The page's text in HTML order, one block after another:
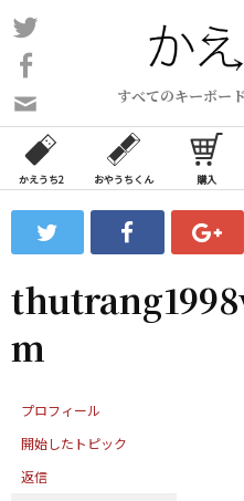
コ
ン
ン
ツ
ス
ッ
すべてのキーボー
い
合
わ
フ
ォ
ム
かえうち2 おやうちくん 購入
m
プロフィール
開始したトピック
返信